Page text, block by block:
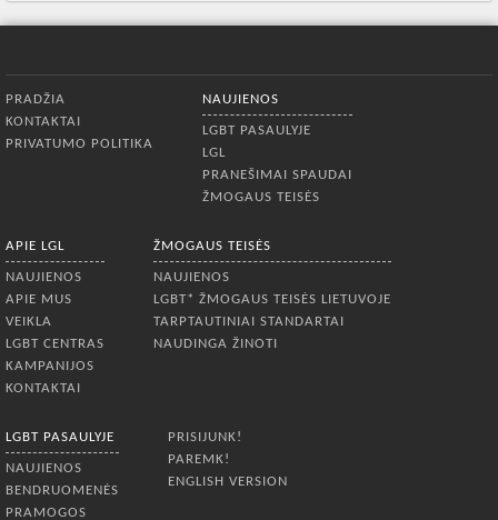
PRADŽIA
KONTAKTAI
PRIVATUMO POLITIKA
NAUJIENOS
LGBT PASAULYJE
LGL
PRANEŠIMAI SPAUDAI
ŽMOGAUS TEISĖS
APIE LGL
NAUJIENOS
APIE MUS
VEIKLA
LGBT CENTRAS
KAMPANIJOS
KONTAKTAI
ŽMOGAUS TEISĖS
NAUJIENOS
LGBT* ŽMOGAUS TEISĖS LIETUVOJE
TARPTAUTINIAI STANDARTAI
NAUDINGA ŽINOTI
LGBT PASAULYJE
NAUJIENOS
BENDRUOMENĖS
PRAMOGOS
PRISIJUNK!
PAREMK!
ENGLISH VERSION